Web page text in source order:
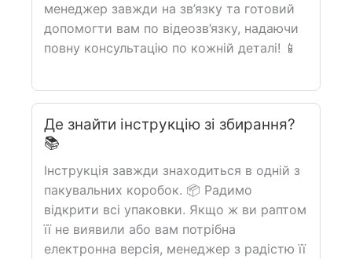
менеджер завжди на зв’язку та готовий
допомогти вам по відеозв’язку, надаючи
повну консультацію по кожній деталі! 📱
Де знайти інструкцію зі збирання?
📚
Інструкція завжди знаходиться в одній з
пакувальних коробок. 📦 Радимо
відкрити всі упаковки. Якщо ж ви раптом
її не виявили або вам потрібна
електронна версія, менеджер з радістю її